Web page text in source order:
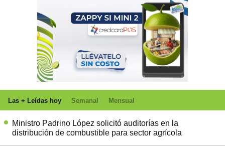
Las + Leídas hoy Semanal Mensual
Ministro Padrino López solicitó auditorías en la
distribución de combustible para sector agrícola